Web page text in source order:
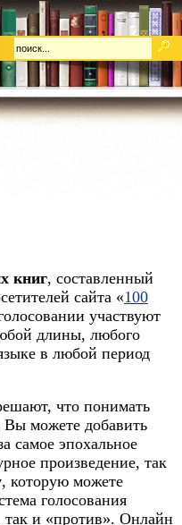
книг, составленный
сайта «100
участвуют
длины, любого
в любой период
что понимать
Вы можете добавить
самое эпохальное
произведение, так
, которую можете
голосования
так и «против». Онлайн